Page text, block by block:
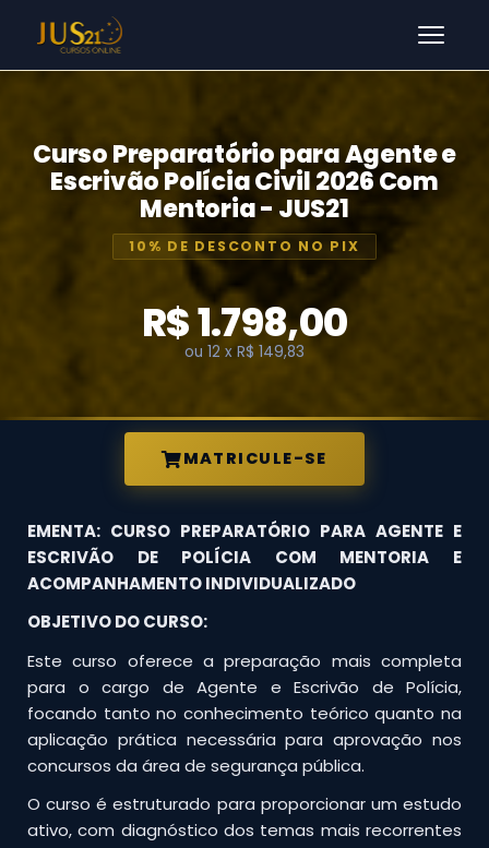
Curso Preparatório para Agente e
Escrivão Polícia Civil 2026 Com
Mentoria - JUS21
10% DE DESCONTO NO PIX
R$ 1.798,00
ou 12 x R$ 149,83
MATRICULE-SE
EMENTA: CURSO PREPARATÓRIO PARA AGENTE E
ESCRIVÃO DE POLÍCIA COM MENTORIA E
ACOMPANHAMENTO INDIVIDUALIZADO
OBJETIVO DO CURSO:
Este curso oferece a preparação mais completa
para o cargo de Agente e Escrivão de Polícia,
focando tanto no conhecimento teórico quanto na
aplicação prática necessária para aprovação nos
concursos da área de segurança pública.
O curso é estruturado para proporcionar um estudo
ativo, com diagnóstico dos temas mais recorrentes